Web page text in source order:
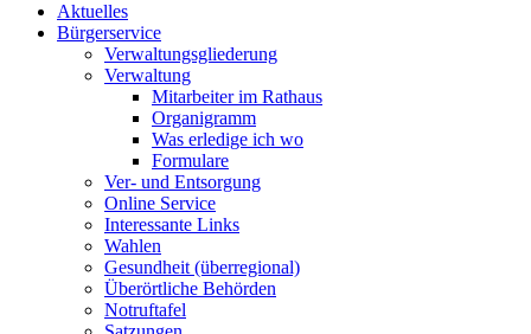
Aktuelles
Bürgerservice
Verwaltungsgliederung
Verwaltung
Mitarbeiter im Rathaus
Organigramm
Was erledige ich wo
Formulare
Ver- und Entsorgung
Online Service
Interessante Links
Wahlen
Gesundheit (überregional)
Überörtliche Behörden
Notruftafel